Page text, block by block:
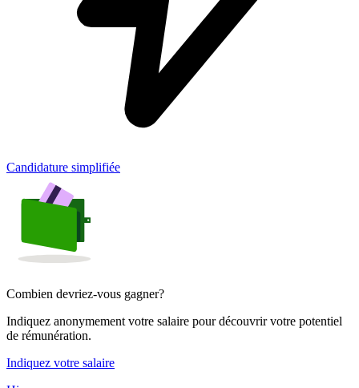
Candidature simplifiée
Combien devriez-vous gagner?
Indiquez anonymement votre salaire pour découvrir votre potentiel
de rémunération.
Indiquez votre salaire